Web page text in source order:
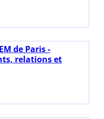
de Paris -
relations et